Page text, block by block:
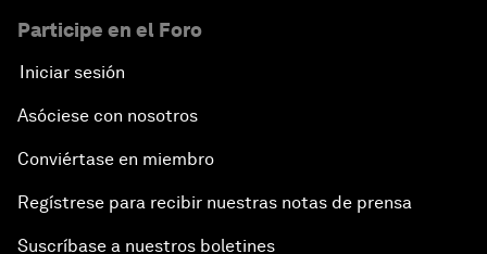
Participe en el Foro
Iniciar sesión
Asóciese con nosotros
Conviértase en miembro
Regístrese para recibir nuestras notas de prensa
Suscríbase a nuestros boletines